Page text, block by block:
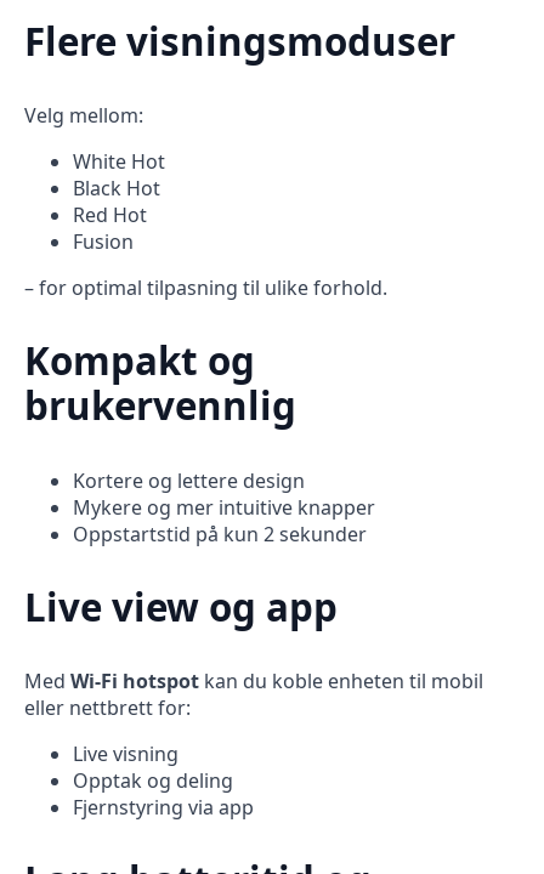
Flere visningsmoduser
Velg mellom:
White Hot
Black Hot
Red Hot
Fusion
– for optimal tilpasning til ulike forhold.
Kompakt og
brukervennlig
Kortere og lettere design
Mykere og mer intuitive knapper
Oppstartstid på kun 2 sekunder
Live view og app
Med Wi-Fi hotspot kan du koble enheten til mobil
eller nettbrett for:
Live visning
Opptak og deling
Fjernstyring via app